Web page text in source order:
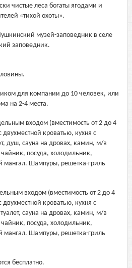
чистые леса богаты ягодами и
«тихой охоты».
музей-заповедник в селе
заповедник.
для компании до 10 человек, или
на 2-4 места.
входом (вместимость от 2 до 4
двухместной кроватью, кухня с
душ, сауна на дровах, камин, м/в
чайник, посуда, холодильник,
мангал. Шампуры, решетка-гриль
входом (вместимость от 2 до 4
двухместной кроватью, кухня с
сауна на дровах, камин, м/в
чайник, посуда, холодильник,
мангал. Шампуры, решетка-гриль
бесплатно.